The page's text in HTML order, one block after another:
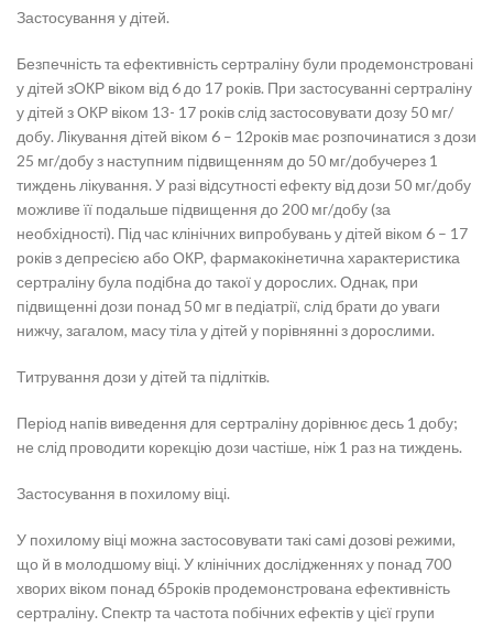
Застосування у дітей.
Безпечність та ефективність сертраліну були продемонстровані
у дітей зОКР віком від 6 до 17 років. При застосуванні сертраліну
у дітей з ОКР віком 13- 17 років слід застосовувати дозу 50 мг/
добу. Лікування дітей віком 6 – 12років має розпочинатися з дози
25 мг/добу з наступним підвищенням до 50 мг/добучерез 1
тиждень лікування. У разі відсутності ефекту від дози 50 мг/добу
можливе її подальше підвищення до 200 мг/добу (за
необхідності). Під час клінічних випробувань у дітей віком 6 – 17
років з депресією або ОКР, фармакокінетична характеристика
сертраліну була подібна до такої у дорослих. Однак, при
підвищенні дози понад 50 мг в педіатрії, слід брати до уваги
нижчу, загалом, масу тіла у дітей у порівнянні з дорослими.
Титрування дози у дітей та підлітків.
Період напів виведення для сертраліну дорівнює десь 1 добу;
не слід проводити корекцію дози частіше, ніж 1 раз на тиждень.
Застосування в похилому віці.
У похилому віці можна застосовувати такі самі дозові режими,
що й в молодшому віці. У клінічних дослідженнях у понад 700
хворих віком понад 65років продемонстрована ефективність
сертраліну. Спектр та частота побічних ефектів у цієї групи